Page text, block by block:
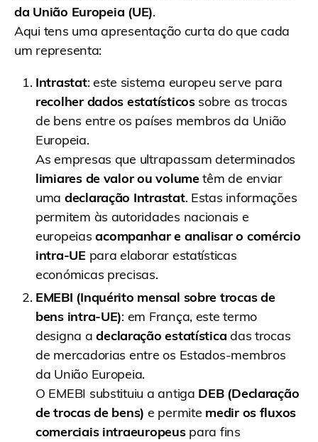
da União Europeia (UE).
Aqui tens uma apresentação curta do que cada
um representa:
Intrastat: este sistema europeu serve para
recolher dados estatísticossobre as trocas
de bens entre os países membros da União
Europeia.
As empresas que ultrapassam determinados
limiares de valor ou volumetêm de enviar
uma declaração Intrastat. Estas informações
permitem às autoridades nacionais e
europeiasacompanhar e analisar o comércio
intra-UE para elaborar estatísticas
económicas precisas.
EMEBI (Inquérito mensal sobre trocas de
bens intra-UE): em França, este termo
designa adeclaração estatística das trocas
de mercadorias entre os Estados-membros
da União Europeia.
O EMEBI substituiu a antiga DEB (Declaração
de trocas de bens) e permite medir os fluxos
comerciais intraeuropeuspara fins